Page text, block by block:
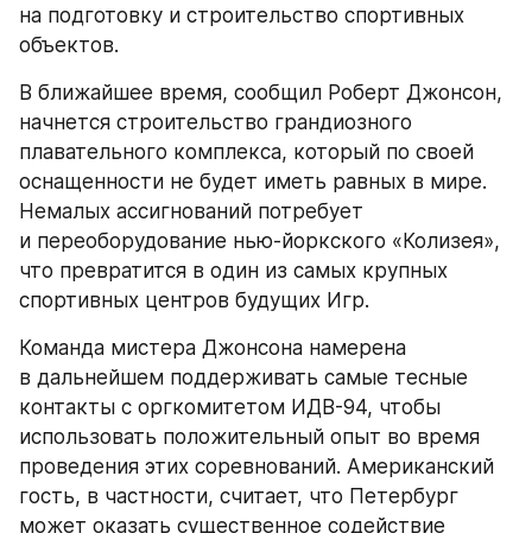
на подготовку и строительство спортивных
объектов.
В ближайшее время, сообщил Роберт Джонсон,
начнется строительство грандиозного
плавательного комплекса, который по своей
оснащенности не будет иметь равных в мире.
Немалых ассигнований потребует
и переоборудование нью-йоркского «Колизея»,
что превратится в один из самых крупных
спортивных центров будущих Игр.
Команда мистера Джонсона намерена
в дальнейшем поддерживать самые тесные
контакты с оргкомитетом ИДВ-94, чтобы
использовать положительный опыт во время
проведения этих соревнований. Американский
гость, в частности, считает, что Петербург
может оказать существенное содействие